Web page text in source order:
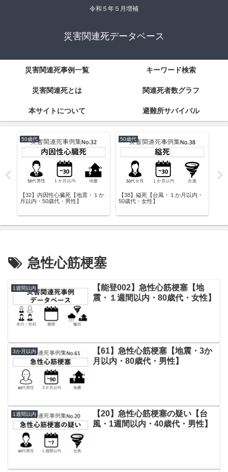
令和５年５月増補
災害関連死データベース
災害関連死事例一覧 キーワード検索
災害関連死とは 関連死者数グラフ
本サイトについて 避難所サバイバル
50歳代
【32】内因性心臓死【地震・１か
月以内・50歳代・男性】
50歳代
【38】縊死【台風・１か月以内・
50歳代・女性】
急性心筋梗塞
1週間以内
【能登002】急性心筋梗塞【地
震・１週間以内・80歳代・女性】
3か月以内
【61】急性心筋梗塞【地震・3か
月以内・80歳代・男性】
1週間以内
【20】急性心筋梗塞の疑い【台
風・1週間以内・40歳代・男性】